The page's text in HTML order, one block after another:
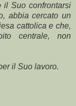
il Suo confrontarsi
abbia cercato un
cattolica e che,
centrale, non
il Suo lavoro.